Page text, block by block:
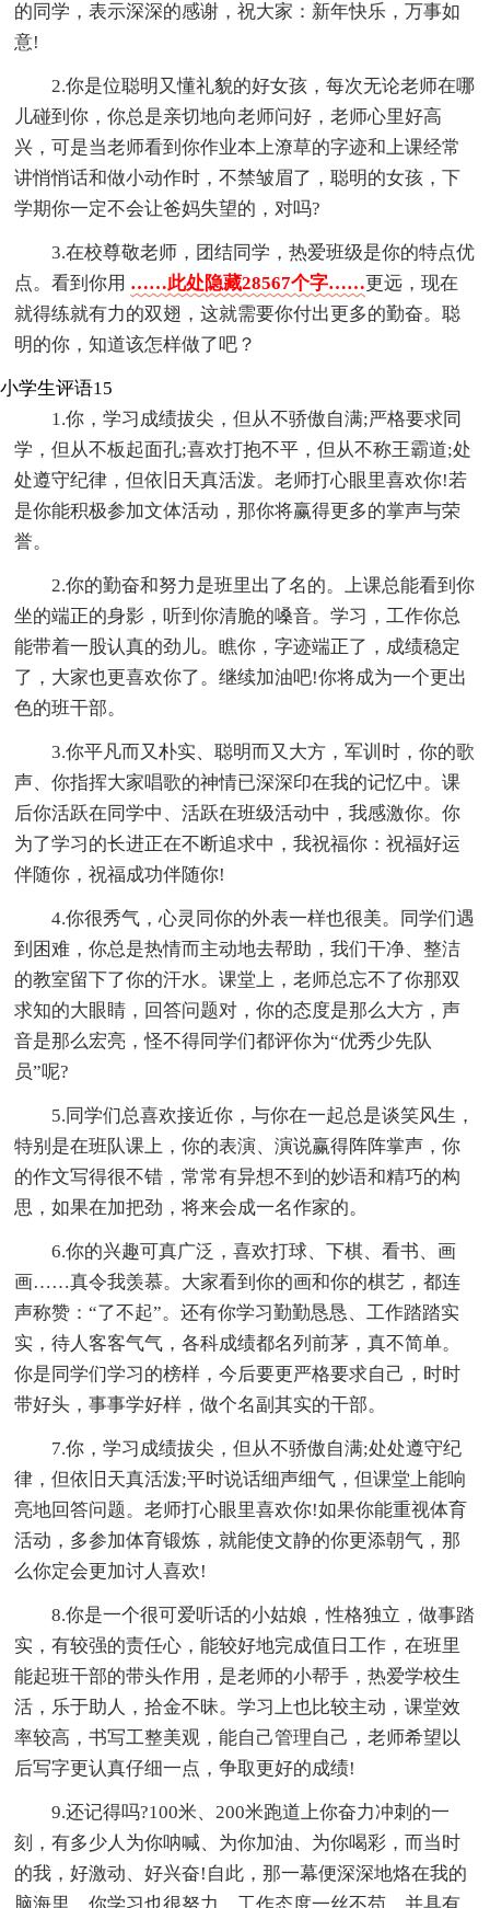
的同学，表示深深的感谢，祝大家：新年快乐，万事如
意!
2.你是位聪明又懂礼貌的好女孩，每次无论老师在哪
儿碰到你，你总是亲切地向老师问好，老师心里好高
兴，可是当老师看到你作业本上潦草的字迹和上课经常
讲悄悄话和做小动作时，不禁皱眉了，聪明的女孩，下
学期你一定不会让爸妈失望的，对吗?
3.在校尊敬老师，团结同学，热爱班级是你的特点优
点。看到你用 ……此处隐藏28567个字……更远，现在
就得练就有力的双翅，这就需要你付出更多的勤奋。聪
明的你，知道该怎样做了吧？
小学生评语15
1.你，学习成绩拔尖，但从不骄傲自满;严格要求同
学，但从不板起面孔;喜欢打抱不平，但从不称王霸道;处
处遵守纪律，但依旧天真活泼。老师打心眼里喜欢你!若
是你能积极参加文体活动，那你将赢得更多的掌声与荣
誉。
2.你的勤奋和努力是班里出了名的。上课总能看到你
坐的端正的身影，听到你清脆的嗓音。学习，工作你总
能带着一股认真的劲儿。瞧你，字迹端正了，成绩稳定
了，大家也更喜欢你了。继续加油吧!你将成为一个更出
色的班干部。
3.你平凡而又朴实、聪明而又大方，军训时，你的歌
声、你指挥大家唱歌的神情已深深印在我的记忆中。课
后你活跃在同学中、活跃在班级活动中，我感激你。你
为了学习的长进正在不断追求中，我祝福你：祝福好运
伴随你，祝福成功伴随你!
4.你很秀气，心灵同你的外表一样也很美。同学们遇
到困难，你总是热情而主动地去帮助，我们干净、整洁
的教室留下了你的汗水。课堂上，老师总忘不了你那双
求知的大眼睛，回答问题对，你的态度是那么大方，声
音是那么宏亮，怪不得同学们都评你为“优秀少先队
员”呢?
5.同学们总喜欢接近你，与你在一起总是谈笑风生，
特别是在班队课上，你的表演、演说赢得阵阵掌声，你
的作文写得很不错，常常有异想不到的妙语和精巧的构
思，如果在加把劲，将来会成一名作家的。
6.你的兴趣可真广泛，喜欢打球、下棋、看书、画
画……真令我羡慕。大家看到你的画和你的棋艺，都连
声称赞：“了不起”。还有你学习勤勤恳恳、工作踏踏实
实，待人客客气气，各科成绩都名列前茅，真不简单。
你是同学们学习的榜样，今后要更严格要求自己，时时
带好头，事事学好样，做个名副其实的干部。
7.你，学习成绩拔尖，但从不骄傲自满;处处遵守纪
律，但依旧天真活泼;平时说话细声细气，但课堂上能响
亮地回答问题。老师打心眼里喜欢你!如果你能重视体育
活动，多参加体育锻炼，就能使文静的你更添朝气，那
么你定会更加讨人喜欢!
8.你是一个很可爱听话的小姑娘，性格独立，做事踏
实，有较强的责任心，能较好地完成值日工作，在班里
能起班干部的带头作用，是老师的小帮手，热爱学校生
活，乐于助人，拾金不昧。学习上也比较主动，课堂效
率较高，书写工整美观，能自己管理自己，老师希望以
后写字更认真仔细一点，争取更好的成绩!
9.还记得吗?100米、200米跑道上你奋力冲刺的一
刻，有多少人为你呐喊、为你加油、为你喝彩，而当时
的我，好激动、好兴奋!自此，那一幕便深深地烙在我的